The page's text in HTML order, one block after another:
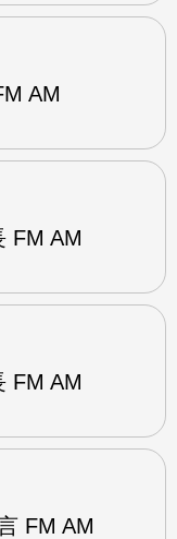
AM
FM AM
FM AM
FM AM